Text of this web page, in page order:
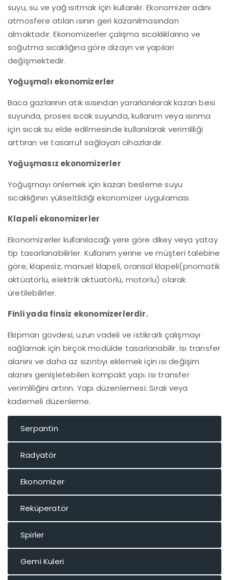
suyu, su ve yağ ısıtmak için kullanılır. Ekonomizer adını
atmosfere atılan ısının geri kazanılmasından
almaktadır. Ekonomizerler çalışma sıcaklıklarına ve
soğutma sıcaklığına göre dizayn ve yapıları
değişmektedir.
Yoğuşmalı ekonomizerler
Baca gazlarının atık ısısından yararlanılarak kazan besi
suyunda, proses sıcak suyunda, kullanım veya ısınma
için sıcak su elde edilmesinde kullanılarak verimliliği
arttıran ve tasarruf sağlayan cihazlardır.
Yoğuşmasız ekonomizerler
Yoğuşmayı önlemek için kazan besleme suyu
sıcaklığının yükseltildiği ekonomizer uygulaması.
Klapeli ekonomizerler
Ekonomizerler kullanılacağı yere göre dikey veya yatay
tip tasarlanabilirler. Kullanım yerine ve müşteri talebine
göre, klapesiz, manuel klapeli, oransal klapeli(pnomatik
aktüatörlü, elektrik aktüatörlü, motorlu) olarak
üretilebilirler.
Finli yada finsiz ekonomizerlerdir.
Ekipman gövdesi, uzun vadeli ve istikrarlı çalışmayı
sağlamak için birçok modülde tasarlanabilir. Isı transfer
alanını ve daha az sızıntıyı eklemek için ısı değişim
alanını genişletebilen kompakt yapı. Isı transfer
verimliliğini artırın. Yapı düzenlemesi: Sıralı veya
kademeli düzenleme.
Serpantin
Radyatör
Ekonomizer
Reküperatör
Spirler
Gemi Kuleri